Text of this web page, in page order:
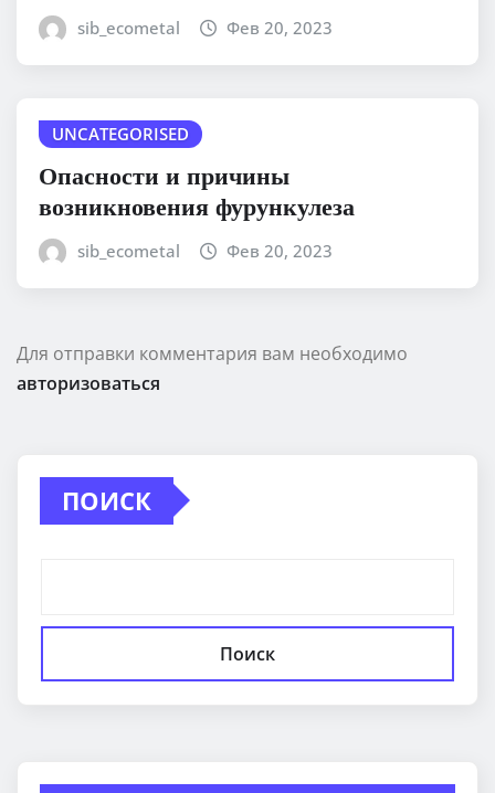
sib_ecometal Фев 20, 2023
UNCATEGORISED
Опасности и причины
возникновения фурункулеза
sib_ecometal Фев 20, 2023
Для отправки комментария вам необходимо
авторизоваться
ПОИСК
Поиск